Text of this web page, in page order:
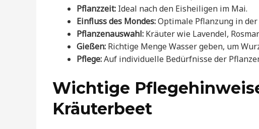
Pflanzzeit: Ideal nach den Eisheiligen im Mai.
Einfluss des Mondes:Optimale Pflanzung in der
Pflanzenauswahl: Kräuter wie Lavendel,
Gießen: Richtige Menge Wasser geben, um
Pflege:Auf individuelle Bedürfnisse der
Wichtige
Kräuterbeet